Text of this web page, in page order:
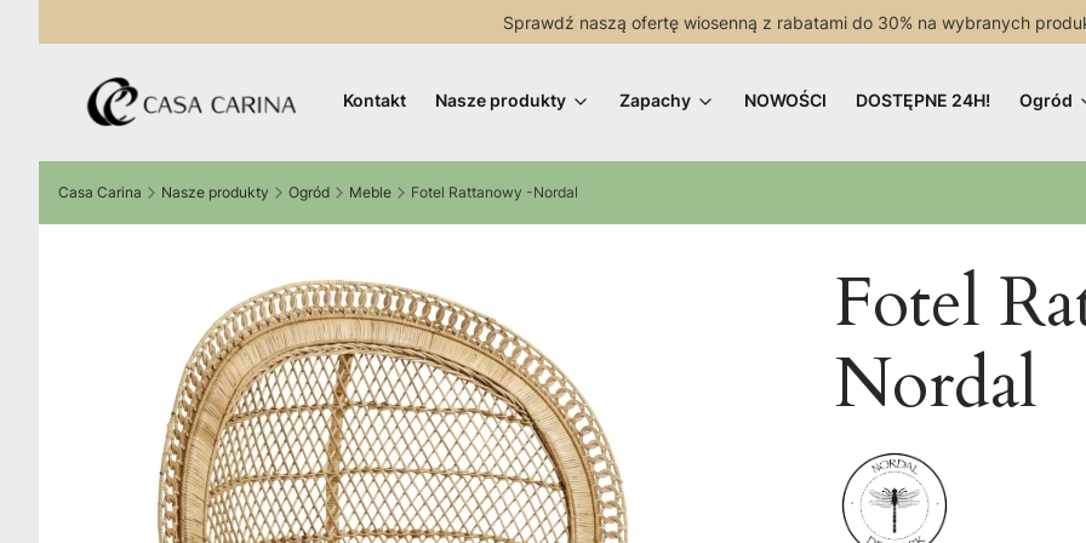
Sprawdź naszą ofertę wiosenną z rabatami do 30% na wybranych
Kontakt Nasze produkty Zapachy NOWOŚCI DOSTĘPNE 24H! Ogród
Casa Carina Nasze produkty Ogród Meble Fotel Rattanowy -Nordal
Fotel
Nordal